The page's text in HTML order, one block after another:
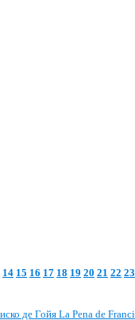
14 15 16 17 18 19 20 21 22 23